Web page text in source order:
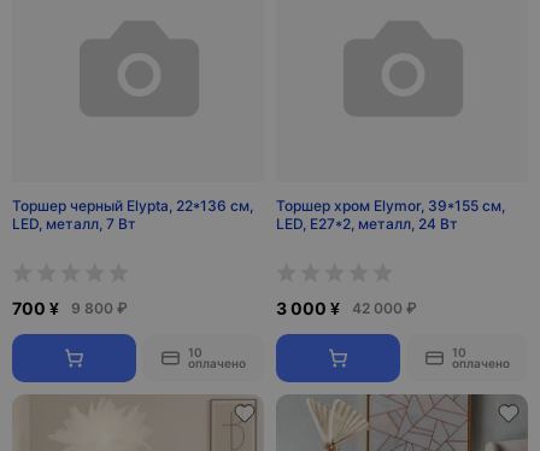
Торшер черный Elypta, 22*136 см,
LED, металл, 7 Вт
700 ¥ 9 800 ₽
10
оплачено
Торшер хром Elymor, 39*155 см,
LED, Е27*2, металл, 24 Вт
3 000 ¥ 42 000 ₽
10
оплачено